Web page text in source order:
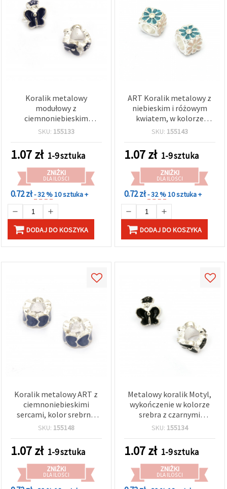
Koralik metalowy
modułowy z
ciemnoniebieskim
motylem, w kolorze
otwór: 5 mm
SKU: 155133
1.07zł 1-9 sztuka
ZNIŻKI
DLA ILOŚCI
0.72 zł- 32 %10 sztuka +
DODAJ DO KOSZYKA
ART Koralik metalowy z
niebieskim i różowym
kwiatem, w kolorze
srebrnym, 10x10 mm,
SKU: 155143
1.07zł 1-9 sztuka
ZNIŻKI
DLA ILOŚCI
0.72 zł- 32 %10 sztuka +
DODAJ DO KOSZYKA
Koralik metalowy ART z
ciemnoniebieskimi
sercami, kolor srebrny,
10x6 mm, otwór: 5 mm
SKU: 155148
1.07zł 1-9 sztuka
ZNIŻKI
DLA ILOŚCI
Metalowy koralik Motyl,
wykończenie w kolorze
srebra z czarnymi
akcentami (nie srebro),
mm, do bransoletek,
naszyjników i biżuterii
handmade/DIY
SKU: 155134
1.07zł 1-9 sztuka
ZNIŻKI
DLA ILOŚCI